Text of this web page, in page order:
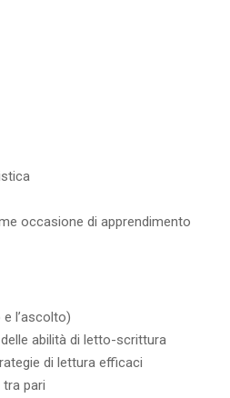
occasione di apprendimento
l’ascolto)
delle abilità di letto-scrittura
di lettura efficaci
pari